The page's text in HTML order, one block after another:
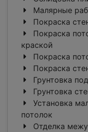
Малярные
Покраска
Покраска
краской
Покраска
Покраска
Грунтовка
Грунтовка
Установка
потолок
Отделка